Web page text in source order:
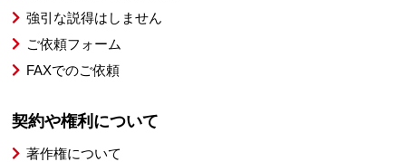
強引な説得はしません
ご依頼フォーム
FAXでのご依頼
契約や権利について
著作権について